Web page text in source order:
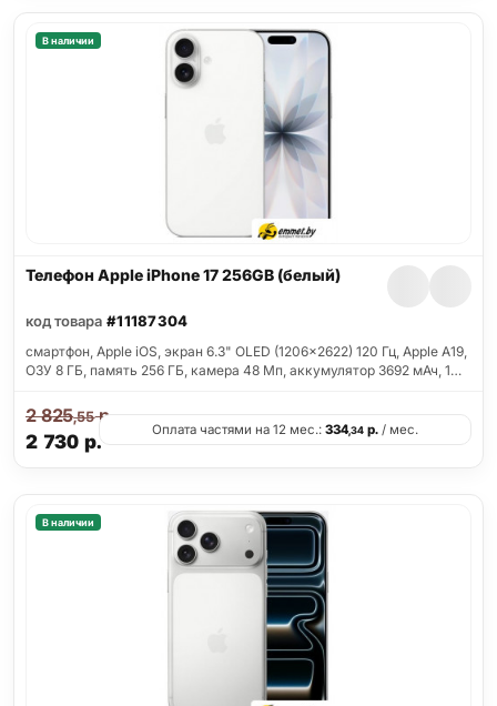
В наличии
Телефон Apple iPhone 17 256GB (белый)
код товара #11187304
смартфон, Apple iOS, экран 6.3" OLED (1206x2622) 120 Гц, Apple A19,
ОЗУ 8 ГБ, память 256 ГБ, камера 48 Мп, аккумулятор 3692 мАч, 1…
2 730 р.
2 825,55р.
Оплата частями на 12 мес.: 334,34 р. / мес.
В наличии